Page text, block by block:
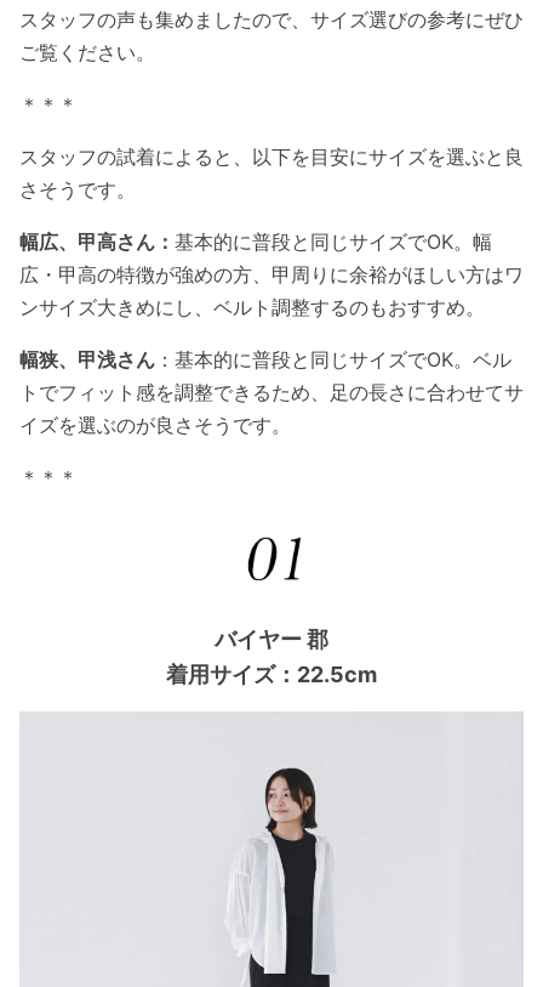
スタッフの声も集めましたので、サイズ選びの参考にぜひ
ご覧ください。
＊＊＊
スタッフの試着によると、以下を目安にサイズを選ぶと良
さそうです。
幅広、甲高さん： 基本的に普段と同じサイズでOK。幅
広・甲高の特徴が強めの方、甲周りに余裕がほしい方はワ
ンサイズ大きめにし、ベルト調整するのもおすすめ。
幅狭、甲浅さん ：基本的に普段と同じサイズでOK。ベル
トでフィット感を調整できるため、足の長さに合わせてサ
イズを選ぶのが良さそうです。
＊＊＊
バイヤー 郡
着用サイズ：22.5cm